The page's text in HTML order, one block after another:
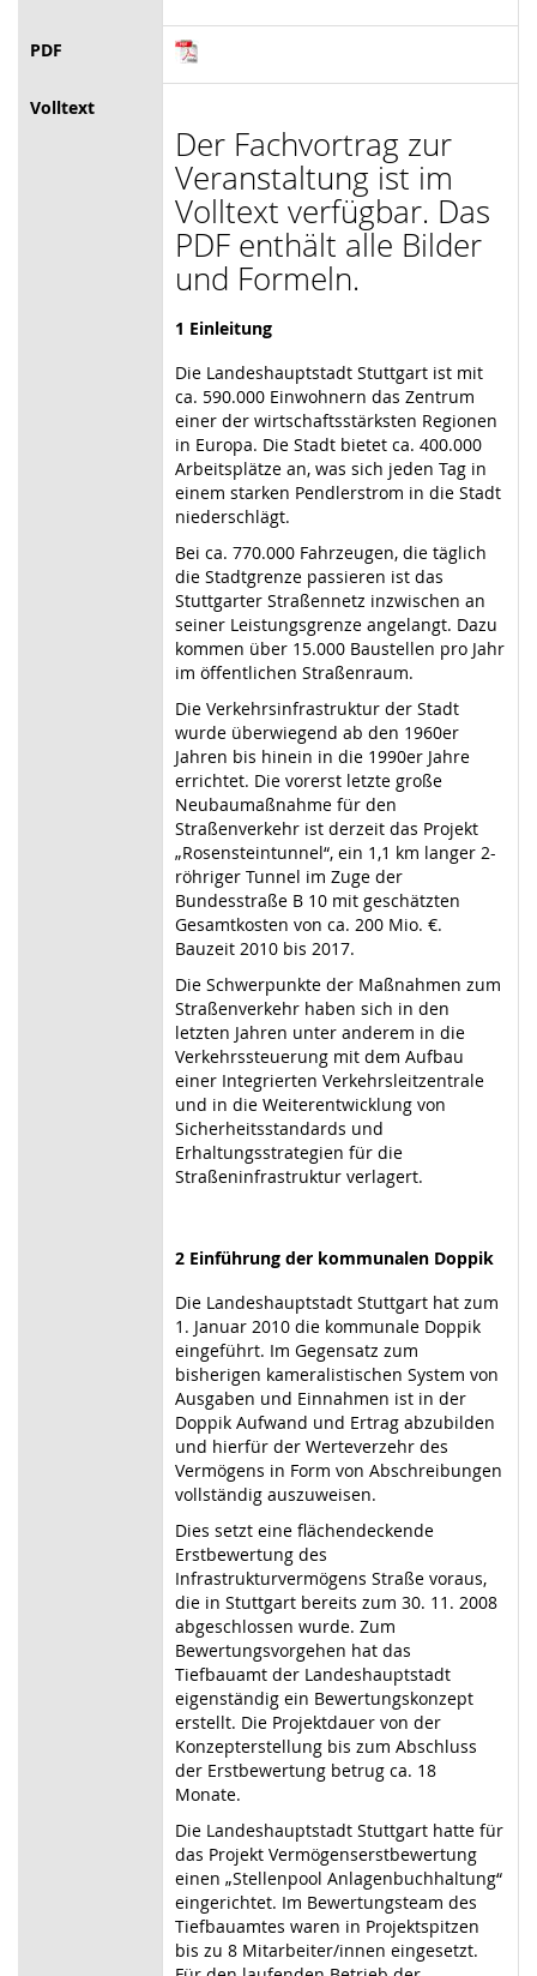
PDF
Volltext
Der Fachvortrag zur
Veranstaltung ist im
Volltext verfügbar. Das
PDF enthält alle Bilder
und Formeln.
1 Einleitung
Die Landeshauptstadt Stuttgart ist mit
ca. 590.000 Einwohnern das Zentrum
einer der wirtschaftsstärksten Regionen
in Europa. Die Stadt bietet ca. 400.000
Arbeitsplätze an, was sich jeden Tag in
einem starken Pendlerstrom in die Stadt
niederschlägt.
Bei ca. 770.000 Fahrzeugen, die täglich
die Stadtgrenze passieren ist das
Stuttgarter Straßennetz inzwischen an
seiner Leistungsgrenze angelangt. Dazu
kommen über 15.000 Baustellen pro Jahr
im öffentlichen Straßenraum.
Die Verkehrsinfrastruktur der Stadt
wurde überwiegend ab den 1960er
Jahren bis hinein in die 1990er Jahre
errichtet. Die vorerst letzte große
Neubaumaßnahme für den
Straßenverkehr ist derzeit das Projekt
„Rosensteintunnel“, ein 1,1 km langer 2-
röhriger Tunnel im Zuge der
Bundesstraße B 10 mit geschätzten
Gesamtkosten von ca. 200 Mio. €.
Bauzeit 2010 bis 2017.
Die Schwerpunkte der Maßnahmen zum
Straßenverkehr haben sich in den
letzten Jahren unter anderem in die
Verkehrssteuerung mit dem Aufbau
einer Integrierten Verkehrsleitzentrale
und in die Weiterentwicklung von
Sicherheitsstandards und
Erhaltungsstrategien für die
Straßeninfrastruktur verlagert.
2 Einführung der kommunalen Doppik
Die Landeshauptstadt Stuttgart hat zum
1. Januar 2010 die kommunale Doppik
eingeführt. Im Gegensatz zum
bisherigen kameralistischen System von
Ausgaben und Einnahmen ist in der
Doppik Aufwand und Ertrag abzubilden
und hierfür der Werteverzehr des
Vermögens in Form von Abschreibungen
vollständig auszuweisen.
Dies setzt eine flächendeckende
Erstbewertung des
Infrastrukturvermögens Straße voraus,
die in Stuttgart bereits zum 30. 11. 2008
abgeschlossen wurde. Zum
Bewertungsvorgehen hat das
Tiefbauamt der Landeshauptstadt
eigenständig ein Bewertungskonzept
erstellt. Die Projektdauer von der
Konzepterstellung bis zum Abschluss
der Erstbewertung betrug ca. 18
Monate.
Die Landeshauptstadt Stuttgart hatte für
das Projekt Vermögenserstbewertung
einen „Stellenpool Anlagenbuchhaltung“
eingerichtet. Im Bewertungsteam des
Tiefbauamtes waren in Projektspitzen
bis zu 8 Mitarbeiter/innen eingesetzt.